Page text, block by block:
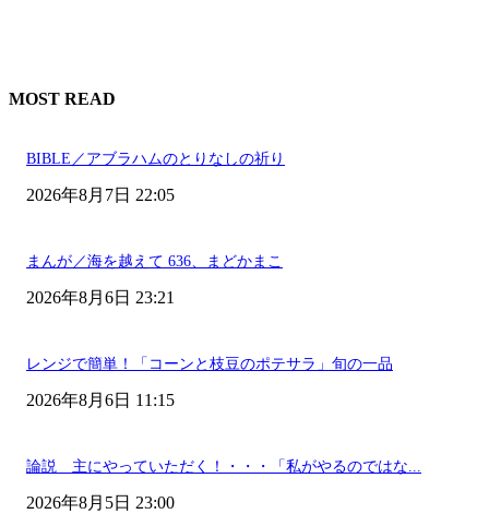
MOST READ
BIBLE／アブラハムのとりなしの祈り
2026年8月7日 22:05
まんが／海を越えて 636、まどかまこ
2026年8月6日 23:21
レンジで簡単！「コーンと枝豆のポテサラ」旬の一品
2026年8月6日 11:15
論説 主にやっていただく！・・・「私がやるのではな...
2026年8月5日 23:00